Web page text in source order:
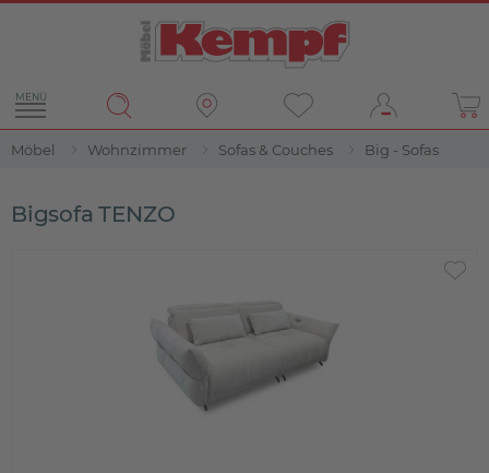
MENÜ
Möbel Wohnzimmer Sofas & Couches Big - Sofas
Bigsofa TENZO